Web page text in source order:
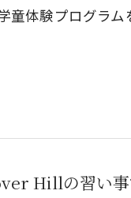
体験プログラ
Hillの習い